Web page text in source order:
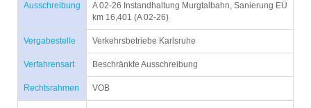
Ausschreibung
A 02-26 Instandhaltung Murgtalbahn, Sanierung EÜ
km 16,401 (A 02-26)
Vergabestelle Verkehrsbetriebe Karlsruhe
Verfahrensart Beschränkte Ausschreibung
Rechtsrahmen VOB